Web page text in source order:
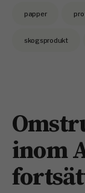
papper
skogsprodukt
inom